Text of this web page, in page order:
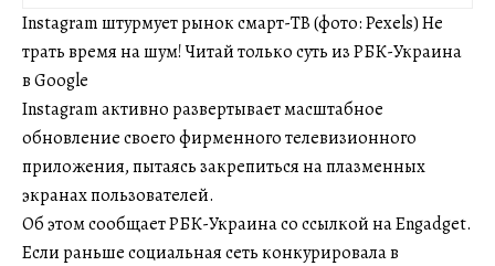
Instagram штурмует рынок смарт-ТВ (фото: Pexels) Не
трать время на шум! Читай только суть из РБК-Украина
в Google
Instagram активно развертывает масштабное
обновление своего фирменного телевизионного
приложения, пытаясь закрепиться на плазменных
экранах пользователей.
Об этом сообщает РБК-Украина со ссылкой на Engadget.
Если раньше социальная сеть конкурировала в